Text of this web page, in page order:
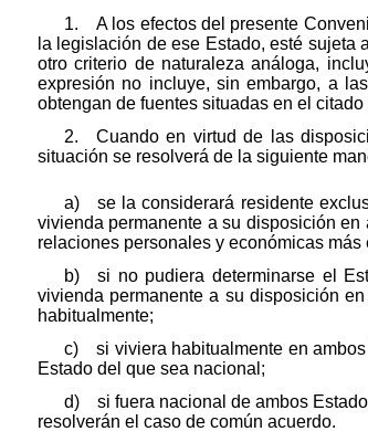
1. A los efectos del presente
la legislación de ese Estado, esté
otro criterio de naturaleza análoga,
expresión no incluye, sin embargo, a
obtengan de fuentes situadas en el
2. Cuando en virtud de las
situación se resolverá de la siguiente
a) se la considerará residente
vivienda permanente a su disposición
relaciones personales y económicas
b) si no pudiera determinarse el
vivienda permanente a su disposición
habitualmente;
c) si viviera habitualmente en ambos
Estado del que sea nacional;
d) si fuera nacional de ambos
resolverán el caso de común acuerdo.